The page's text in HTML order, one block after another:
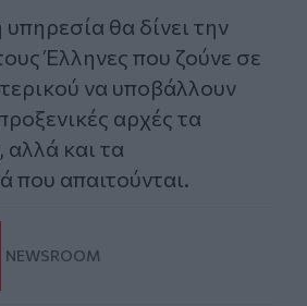
θα δίνει την
Έλληνες που ζούνε σε
να υποβάλλουν
αρχές τα
αλλά και τα
που απαιτούνται.
NEWSROOM